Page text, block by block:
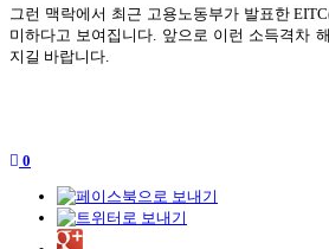
그런 맥락에서 최근 고용노동부가 발표한
미하다고 보여집니다. 앞으로 이런 소득격차
지길 바랍니다.
0